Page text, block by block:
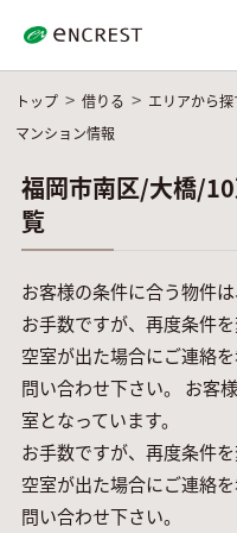
トップ 借りる エリアから探
マンション情報
福岡市南区/大橋/
覧
お客様の条件に合う物件
お手数ですが、再度条件を
空室が出た場合にご連絡
問い合わせ下さい。 お客
室となっています。
お手数ですが、再度条件を
空室が出た場合にご連絡
問い合わせ下さい。